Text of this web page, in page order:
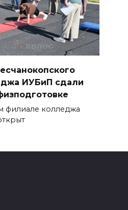
ИУБиП сдали
филиале колледжа